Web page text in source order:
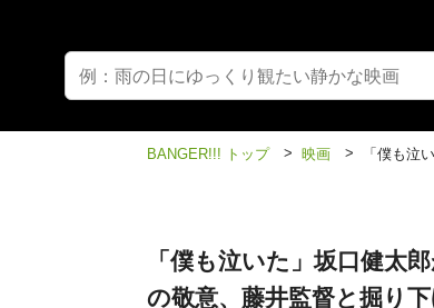
BANGER!!! トップ > 映画 > 「僕も泣
「僕も泣いた」坂口健太
の敬意、藤井監督と掘り